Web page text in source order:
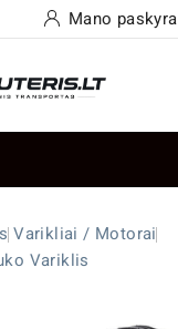
Mano paskyra
Varikliai / Motorai
Variklis